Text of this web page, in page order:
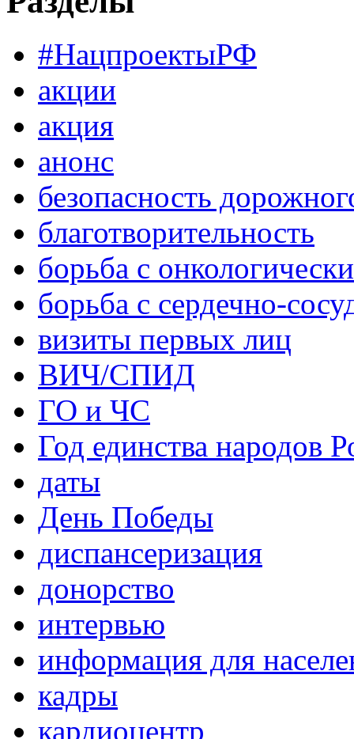
#НацпроектыРФ
акции
акция
анонс
безопасность
благотворительность
борьба с
борьба с сердечно-
визиты первых лиц
ВИЧ/СПИД
ГО и ЧС
Год единства народов
даты
День Победы
диспансеризация
донорство
интервью
информация для
кадры
кардиоцентр